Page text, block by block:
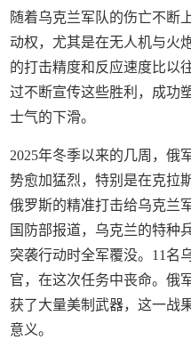
随着乌克兰军队的伤亡不断
动权，尤其是在无人机与火
的打击精度和反应速度比以
过不断宣传这些胜利，成功
士气的下滑。
2025年冬季以来的几周，俄
势愈加猛烈，特别是在克拉
俄罗斯的精准打击给乌克兰
国防部报道，乌克兰的特种
突袭行动时全军覆没。11名
官，在这次任务中丧命。俄
获了大量美制武器，这一战
意义。